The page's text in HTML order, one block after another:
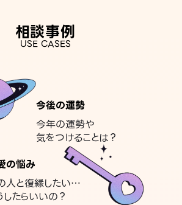
相談事例
USE CASES
今後の運勢
今年の運勢や
気をつけることは？
の悩み
人と復縁したい…
したらいいの？